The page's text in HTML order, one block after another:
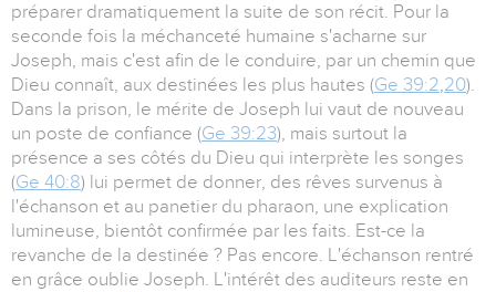
préparer dramatiquement la suite de son récit. Pour la
seconde fois la méchanceté humaine s'acharne sur
Joseph, mais c'est afin de le conduire, par un chemin que
Dieu connaît, aux destinées les plus hautes (Ge 39:2,20).
Dans la prison, le mérite de Joseph lui vaut de nouveau
un poste de confiance (Ge 39:23), mais surtout la
présence a ses côtés du Dieu qui interprète les songes
(Ge 40:8) lui permet de donner, des rêves survenus à
l'échanson et au panetier du pharaon, une explication
lumineuse, bientôt confirmée par les faits. Est-ce la
revanche de la destinée ? Pas encore. L'échanson rentré
en grâce oublie Joseph. L'intérêt des auditeurs reste en